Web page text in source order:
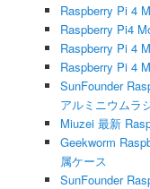
Raspberry Pi 4
Raspberry Pi4
Raspberry Pi 4
Raspberry Pi 4
SunFounder
アルミニウムラ
Miuzei 最新
Geekworm
属ケース
SunFounder